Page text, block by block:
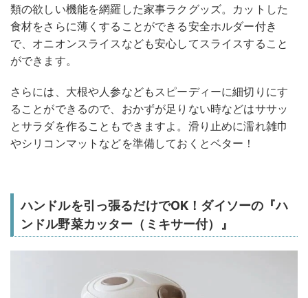
類の欲しい機能を網羅した家事ラクグッズ。カットした
食材をさらに薄くすることができる安全ホルダー付き
で、オニオンスライスなども安心してスライスすること
ができます。
さらには、大根や人参などもスピーディーに細切りにす
ることができるので、おかずが足りない時などはササッ
とサラダを作ることもできますよ。滑り止めに濡れ雑巾
やシリコンマットなどを準備しておくとベター！
ハンドルを引っ張るだけでOK！ダイソーの『ハ
ンドル野菜カッター（ミキサー付）』